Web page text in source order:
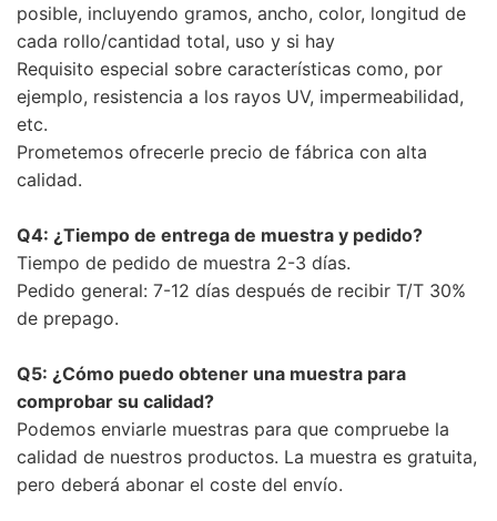
posible, incluyendo gramos, ancho, color, longitud de
cada rollo/cantidad total, uso y si hay
Requisito especial sobre características como, por
ejemplo, resistencia a los rayos UV, impermeabilidad,
etc.
Prometemos ofrecerle precio de fábrica con alta
calidad.
Q4: ¿Tiempo de entrega de muestra y pedido?
Tiempo de pedido de muestra 2-3 días.
Pedido general: 7-12 días después de recibir T/T 30%
de prepago.
Q5: ¿Cómo puedo obtener una muestra para
comprobar su calidad?
Podemos enviarle muestras para que compruebe la
calidad de nuestros productos. La muestra es gratuita,
pero deberá abonar el coste del envío.